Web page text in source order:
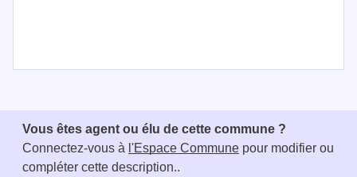
Vous êtes agent ou élu de cette commune ?
Connectez-vous à l'Espace Commune pour modifier ou
compléter cette description..